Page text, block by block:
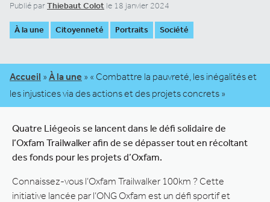
Publié parThiebaut Colot le 18 janvier 2024
À la une Citoyenneté Portraits Société
Accueil » À la une » « Combattre la pauvreté, les inégalités et
les injustices via des actions et des projets concrets »
Quatre Liégeois se lancent dans le défi solidaire de
l’Oxfam Trailwalker afin de se dépasser tout en récoltant
des fonds pour les projets d’Oxfam.
Connaissez-vous l’Oxfam Trailwalker 100km ? Cette
initiative lancée par l’ONG Oxfam est un défi sportif et